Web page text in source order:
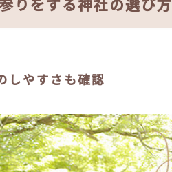
りをする神社の選び方
しやすさも確認